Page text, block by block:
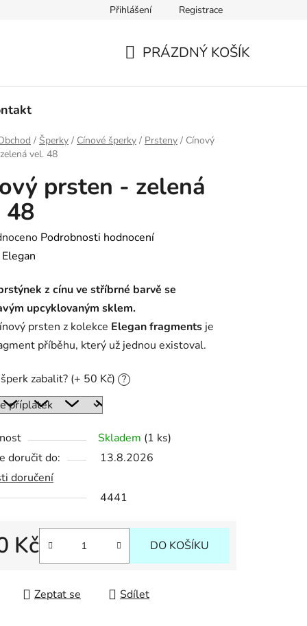
ochrany osobních údajů Ověřování recenzí
Přihlášení Registrace
PRÁZDNÝ KOŠÍK
/ Šperky / Cínové šperky / Prsteny / Cínový
vel. 48
prsten - zelená
48
Podrobnosti hodnocení
Elegan
z cínu ve stříbrné barvě se
upcyklovaným sklem.
prsten z kolekce Elegan fragments je
příběhu, který už jednou existoval.
zabalit? (+ 50 Kč) ?
Skladem (1 ks)
doručit do:
13.8.2026
doručení
4441
Kč DO KOŠÍKU
Zeptat se Sdílet